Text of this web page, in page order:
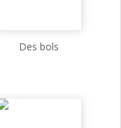
Des bols